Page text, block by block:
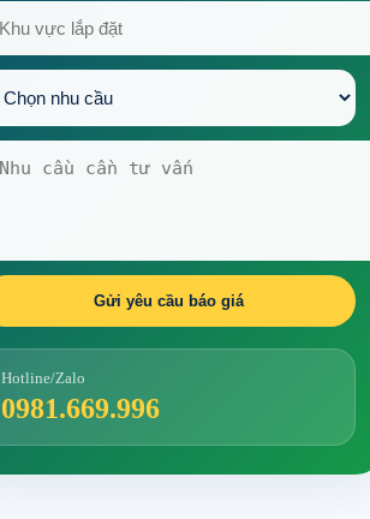
Gửi yêu cầu báo giá
Hotline/Zalo
0981.669.996